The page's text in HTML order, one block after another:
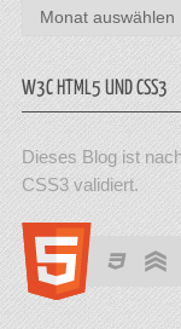
Archiv
W3C HTML5 UND CSS3
Dieses Blog ist
CSS3 validiert.